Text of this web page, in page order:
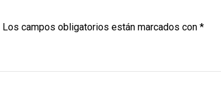
Los campos obligatorios están marcados con *